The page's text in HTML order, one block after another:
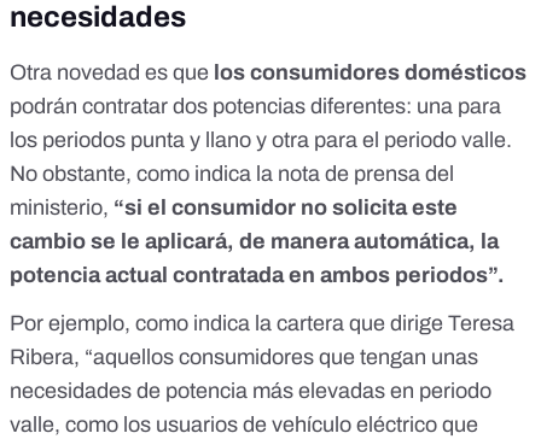
necesidades
Otra novedad es que los consumidores domésticos
podrán contratar dos potencias diferentes: una para
los periodos punta y llano y otra para el periodo valle.
No obstante, como indica la nota de prensa del
ministerio, “si el consumidor no solicita este
cambio se le aplicará, de manera automática, la
potencia actual contratada en ambos periodos”.
Por ejemplo, como indica la cartera que dirige Teresa
Ribera, “aquellos consumidores que tengan unas
necesidades de potencia más elevadas en periodo
valle, como los usuarios de vehículo eléctrico que